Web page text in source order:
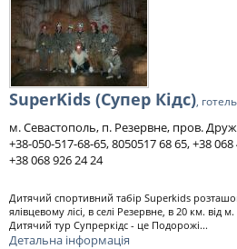
SuperKids (Супер Кідс), готель
м. Севастополь, п. Резервне, пров.
+38-050-517-68-65, 8050517 68 65, +38
+38 068 926 24 24
Дитячий спортивний табір Superkids
ялівцевому лісі, в селі Резервне, в 20 км. від
Дитячий тур Супреркідс - це Подорожі...
Детальна інформація